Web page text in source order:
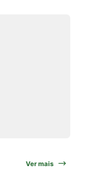
Ver mais